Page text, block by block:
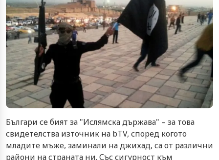
Българи се бият за "Ислямска държава" – за това
свидетелства източник на bTV, според когото
младите мъже, заминали на джихад, са от различни
райони на страната ни. Със сигурност към